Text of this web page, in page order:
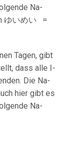
Na-
ゆいめい =
Tagen, gibt
dass alle I-
Die Na-
hier gibt es
Na-